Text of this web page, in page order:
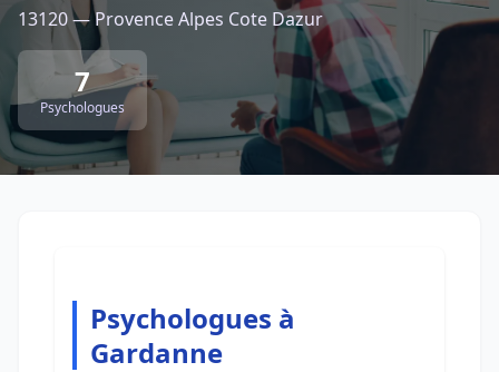
13120 — Provence Alpes Cote Dazur
7
Psychologues
Psychologues à
Gardanne